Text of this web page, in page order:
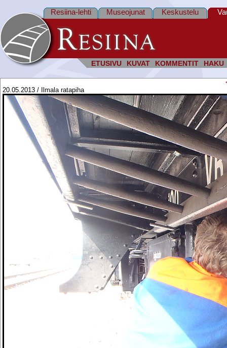
ETUSIVU KUVAT KOMMENTIT HAKU
Resiina-lehti Museojunat Keskustelu
20.05.2013 / Ilmala ratapiha